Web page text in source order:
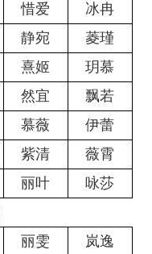
惜爱
冰冉
静宛
菱瑾
熹姬
玥慕
然宜
飘若
慕薇
伊蕾
紫清
薇霄
丽叶
咏莎
丽雯
岚逸